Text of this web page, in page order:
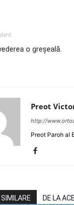
o greşeală.
Preot
http://
Preot Paroh al
DE LA